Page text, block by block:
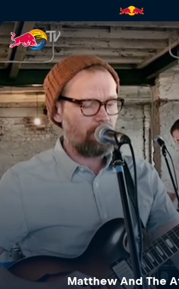
Matthew And The
Matthew And The